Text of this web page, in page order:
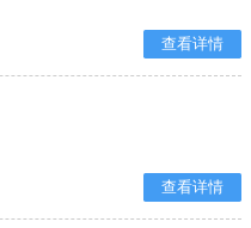
查看详情
查看详情